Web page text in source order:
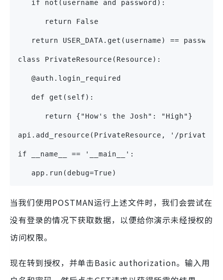
   if not(username and password):
      return False
   return USER_DATA.get(username) == password
class PrivateResource(Resource):
   @auth.login_required
   def get(self):
      return {"How's the Josh": "High"}
api.add_resource(PrivateResource, '/private')
if __name__ == '__main__':
   app.run(debug=True)
当我们使用POSTMAN运行上述文件时，我们会尝试在
没有登录的情况下获取数据，以便给你演示未经授权的
访问权限。
现在转到授权，并单击Basic authorization。输入用